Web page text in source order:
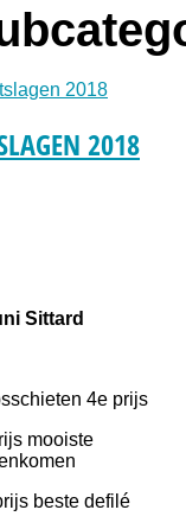
2018
Sittard
4e prijs
mooiste
beste defilé